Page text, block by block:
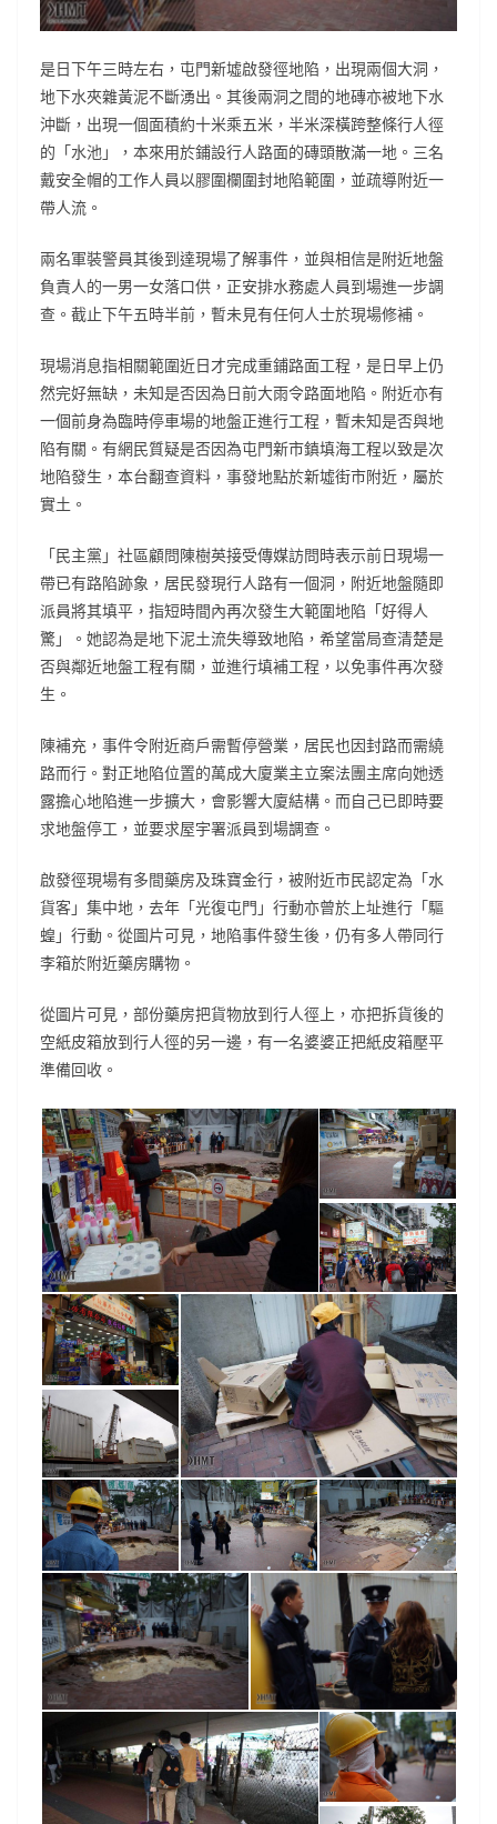
是日下午三時左右，屯門新墟啟發徑地陷，出現兩個大洞，
地下水夾雜黃泥不斷湧出。其後兩洞之間的地磚亦被地下水
沖斷，出現一個面積約十米乘五米，半米深橫跨整條行人徑
的「水池」，本來用於鋪設行人路面的磚頭散滿一地。三名
戴安全帽的工作人員以膠圍欄圍封地陷範圍，並疏導附近一
帶人流。
兩名軍裝警員其後到達現場了解事件，並與相信是附近地盤
負責人的一男一女落口供，正安排水務處人員到場進一步調
查。截止下午五時半前，暫未見有任何人士於現場修補。
現場消息指相關範圍近日才完成重鋪路面工程，是日早上仍
然完好無缺，未知是否因為日前大雨令路面地陷。附近亦有
一個前身為臨時停車場的地盤正進行工程，暫未知是否與地
陷有關。有網民質疑是否因為屯門新市鎮填海工程以致是次
地陷發生，本台翻查資料，事發地點於新墟街市附近，屬於
實土。
「民主黨」社區顧問陳樹英接受傳媒訪問時表示前日現場一
帶已有路陷跡象，居民發現行人路有一個洞，附近地盤隨即
派員將其填平，指短時間內再次發生大範圍地陷「好得人
驚」。她認為是地下泥土流失導致地陷，希望當局查清楚是
否與鄰近地盤工程有關，並進行填補工程，以免事件再次發
生。
陳補充，事件令附近商戶需暫停營業，居民也因封路而需繞
路而行。對正地陷位置的萬成大廈業主立案法團主席向她透
露擔心地陷進一步擴大，會影響大廈結構。而自己已即時要
求地盤停工，並要求屋宇署派員到場調查。
啟發徑現場有多間藥房及珠寶金行，被附近市民認定為「水
貨客」集中地，去年「光復屯門」行動亦曾於上址進行「驅
蝗」行動。從圖片可見，地陷事件發生後，仍有多人帶同行
李箱於附近藥房購物。
從圖片可見，部份藥房把貨物放到行人徑上，亦把拆貨後的
空紙皮箱放到行人徑的另一邊，有一名婆婆正把紙皮箱壓平
準備回收。